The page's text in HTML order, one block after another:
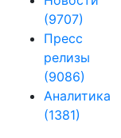
(9707)
Пресс
релизы
(9086)
Аналитика
(1381)